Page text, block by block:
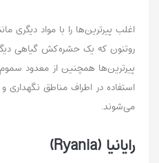
اغلب پیرترین‌ها را با مواد دیگری
روتنون که یک حشره‌کش گیاهی
پیرترین‌ها همچنین از معدود
استفاده در اطراف مناطق نگهداری
می‌شوند.
رایانیا (Ryania)